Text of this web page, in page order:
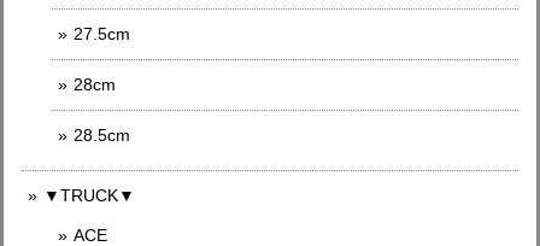
27.5cm
28cm
28.5cm
▼TRUCK▼
ACE